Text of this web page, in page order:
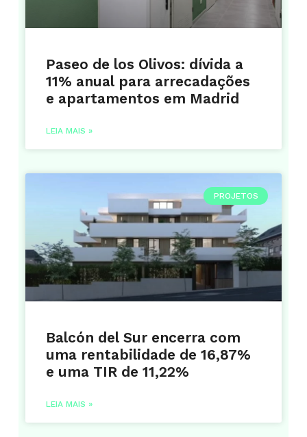
Paseo de los Olivos: dívida a
11% anual para arrecadações
e apartamentos em Madrid
LEIA MAIS »
PROJETOS
Balcón del Sur encerra com
uma rentabilidade de 16,87%
e uma TIR de 11,22%
LEIA MAIS »